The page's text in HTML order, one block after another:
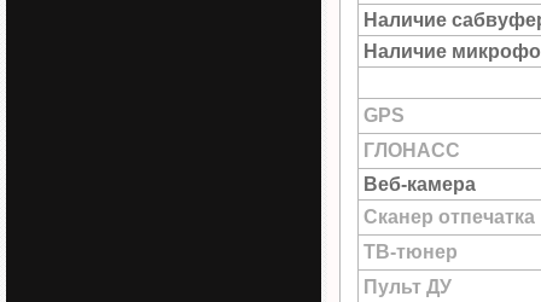
Наличие
Наличие
GPS
ГЛОНАСС
Веб-камера
Сканер
ТВ-тюнер
Пульт ДУ